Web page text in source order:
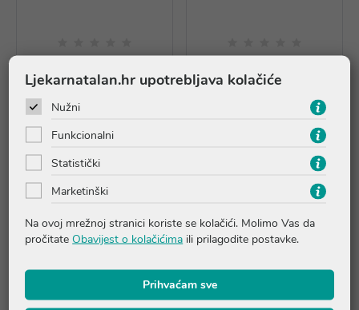
Revitalizirajuća mirisna
vodica
Rasprodano
parfem
Ljekarnatalan.hr upotrebljava kolačiće
Nužni
Funkcionalni
Statistički
Marketinški
Na ovoj mrežnoj stranici koriste se kolačići. Molimo Vas da
pročitate Obavijest o kolačićima ili prilagodite postavke.
Prihvaćam sve